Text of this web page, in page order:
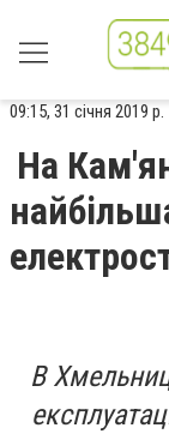
09:15, 31 січня 2019 р.
На
В